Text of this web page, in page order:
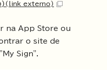
(link externo)
na App Store ou
o site de
Sign".